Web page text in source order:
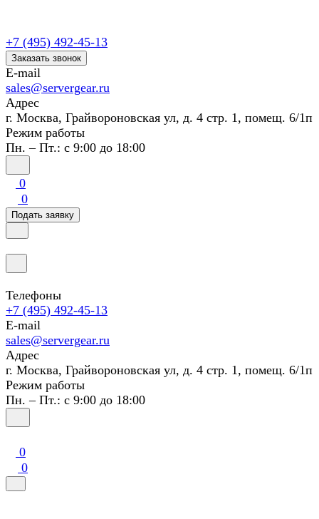
+7 (495) 492-45-13
Заказать звонок
E-mail
sales@servergear.ru
Адрес
г. Москва, Грайвороновская ул, д. 4 стр. 1, помещ. 6/1п
Режим работы
Пн. – Пт.: с 9:00 до 18:00
0
0
Подать заявку
Телефоны
+7 (495) 492-45-13
E-mail
sales@servergear.ru
Адрес
г. Москва, Грайвороновская ул, д. 4 стр. 1, помещ. 6/1п
Режим работы
Пн. – Пт.: с 9:00 до 18:00
0
0